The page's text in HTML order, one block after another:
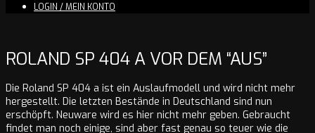
LOGIN / MEIN KONTO
ROLAND SP 404 A VOR DEM “AUS”
Die Roland SP 404 a ist ein Auslaufmodell und wird nicht mehr
hergestellt. Die letzten Bestände in Deutschland sind nun
erschöpft. Neuware wird es hier nicht mehr geben. Gebraucht
findet man noch einige, sind aber fast genau so teuer wie die